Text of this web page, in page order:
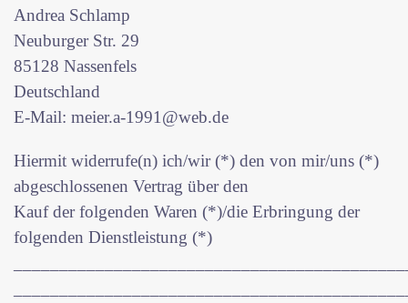
Andrea Schlamp
Neuburger Str. 29
85128 Nassenfels
Deutschland
E-Mail: meier.a-1991@web.de
Hiermit widerrufe(n) ich/wir (*) den von mir/uns (*)
abgeschlossenen Vertrag über den
Kauf der folgenden Waren (*)/die Erbringung der
folgenden Dienstleistung (*)